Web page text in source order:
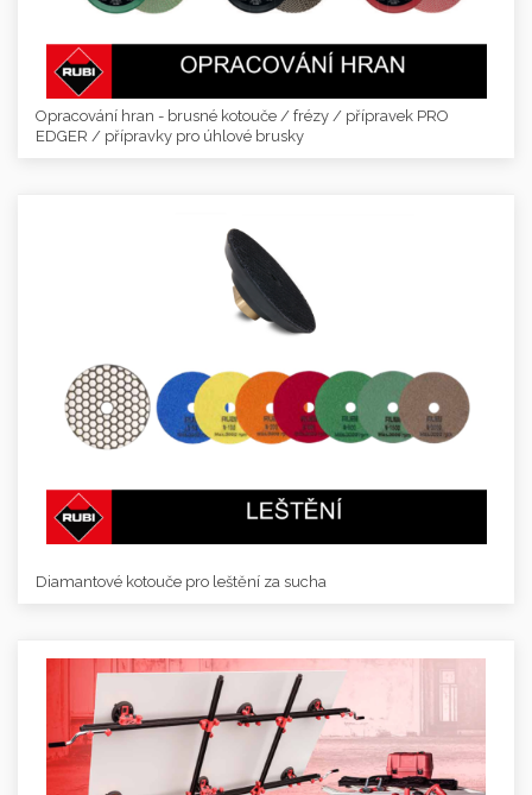
Opracování hran - brusné kotouče / frézy / přípravek PRO
EDGER / přípravky pro úhlové brusky
Diamantové kotouče pro leštění za sucha